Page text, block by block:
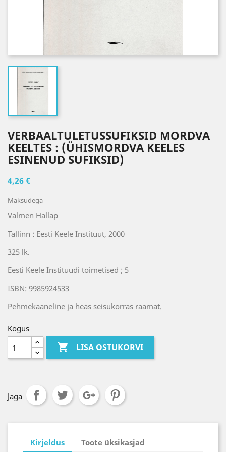
VERBAALTULETUSSUFIKSID MORDVA
KEELTES : (ÜHISMORDVA KEELES
ESINENUD SUFIKSID)
4,26 €
Maksudega
Valmen Hallap
Tallinn : Eesti Keele Instituut, 2000
325 lk.
Eesti Keele Instituudi toimetised ; 5
ISBN: 9985924533
Pehmekaaneline ja heas seisukorras raamat.
Kogus
 LISA OSTUKORVI
Jaga
Kirjeldus Toote üksikasjad